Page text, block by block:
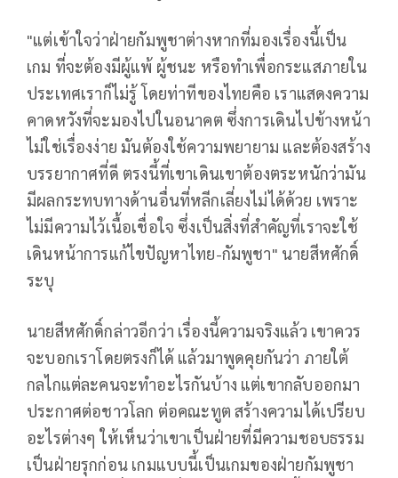
"แต่เข้าใจว่าฝ่ายกัมพูชาต่างหากที่มองเรื่องนี้เป็น
เกม ที่จะต้องมีผู้แพ้ ผู้ชนะ หรือทำเพื่อกระแสภายใน
ประเทศเราก็ไม่รู้ โดยท่าทีของไทยคือ เราแสดงความ
คาดหวังที่จะมองไปในอนาคต ซึ่งการเดินไปข้างหน้า
ไม่ใช่เรื่องง่าย มันต้องใช้ความพยายาม และต้องสร้าง
บรรยากาศที่ดี ตรงนี้ที่เขาเดินเขาต้องตระหนักว่ามัน
มีผลกระทบทางด้านอื่นที่หลีกเลี่ยงไม่ได้ด้วย เพราะ
ไม่มีความไว้เนื้อเชื่อใจ ซึ่งเป็นสิ่งที่สำคัญที่เราจะใช้
เดินหน้าการแก้ไขปัญหาไทย-กัมพูชา" นายสีหศักดิ์
ระบุ
นายสีหศักดิ์กล่าวอีกว่า เรื่องนี้ความจริงแล้ว เขาควร
จะบอกเราโดยตรงก็ได้ แล้วมาพูดคุยกันว่า ภายใต้
กลไกแต่ละคนจะทำอะไรกันบ้าง แต่เขากลับออกมา
ประกาศต่อชาวโลก ต่อคณะทูต สร้างความได้เปรียบ
อะไรต่างๆ ให้เห็นว่าเขาเป็นฝ่ายที่มีความชอบธรรม
เป็นฝ่ายรุกก่อน เกมแบบนี้เป็นเกมของฝ่ายกัมพูชา